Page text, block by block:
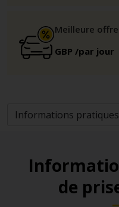
Meilleure offre
GBP /par jour
de